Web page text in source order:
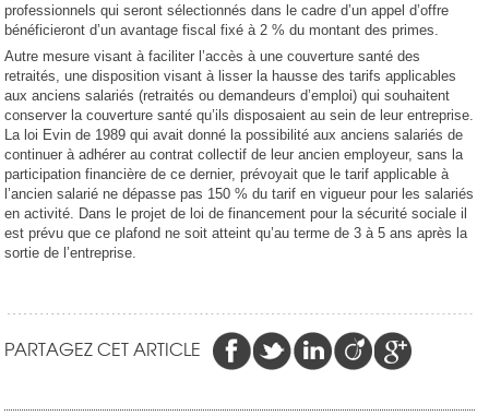
professionnels qui seront sélectionnés dans le cadre d’un appel d’offre
bénéficieront d’un avantage fiscal fixé à 2 % du montant des primes.
Autre mesure visant à faciliter l’accès à une couverture santé des
retraités, une disposition visant à lisser la hausse des tarifs applicables
aux anciens salariés (retraités ou demandeurs d’emploi) qui souhaitent
conserver la couverture santé qu’ils disposaient au sein de leur entreprise.
La loi Evin de 1989 qui avait donné la possibilité aux anciens salariés de
continuer à adhérer au contrat collectif de leur ancien employeur, sans la
participation financière de ce dernier, prévoyait que le tarif applicable à
l’ancien salarié ne dépasse pas 150 % du tarif en vigueur pour les salariés
en activité. Dans le projet de loi de financement pour la sécurité sociale il
est prévu que ce plafond ne soit atteint qu’au terme de 3 à 5 ans après la
sortie de l’entreprise.
PARTAGEZ CET ARTICLE